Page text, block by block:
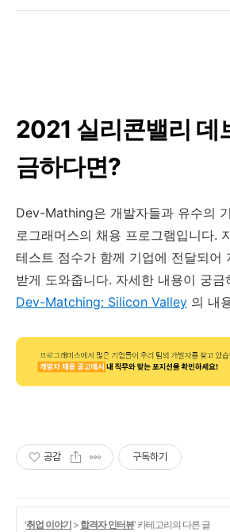
2021 실리콘밸리 데
금하다면?
Dev-Mathing은 개발자들과 유수의
로그래머스의 채용 프로그램입니다.
테스트 점수가 함께 기업에 전달되어
받게 도와줍니다. 자세한 내용이 궁금
Dev-Matching: Silicon Valley 의 내
공감 구독하기
'취업 이야기 > 합격자 인터뷰' 카테고리의 다른 글